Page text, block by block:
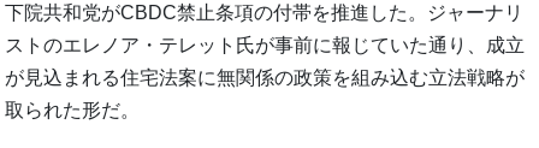
下院共和党がCBDC禁止条項の付帯を推進した。ジャーナリ
ストのエレノア・テレット氏が事前に報じていた通り、成立
が見込まれる住宅法案に無関係の政策を組み込む立法戦略が
取られた形だ。